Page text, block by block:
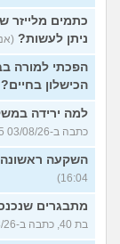
כתמים מלייזר
ניתן לעשות?
הפכתי למורה
הכישלון בחיים?
למה ירידה
כתבה ב-03/08/26 16:15)
השקעה ראשונה
16:04)
מתבגרים
בת 40, כתבה ב-03/08/26 15:53)